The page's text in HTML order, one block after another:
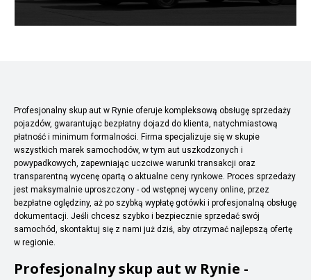
Profesjonalny skup aut w Rynie oferuje kompleksową obsługę sprzedaży
pojazdów, gwarantując bezpłatny dojazd do klienta, natychmiastową
płatność i minimum formalności. Firma specjalizuje się w skupie
wszystkich marek samochodów, w tym aut uszkodzonych i
powypadkowych, zapewniając uczciwe warunki transakcji oraz
transparentną wycenę opartą o aktualne ceny rynkowe. Proces sprzedaży
jest maksymalnie uproszczony - od wstępnej wyceny online, przez
bezpłatne oględziny, aż po szybką wypłatę gotówki i profesjonalną obsługę
dokumentacji. Jeśli chcesz szybko i bezpiecznie sprzedać swój
samochód, skontaktuj się z nami już dziś, aby otrzymać najlepszą ofertę
w regionie.
Profesjonalny skup aut w Rynie -